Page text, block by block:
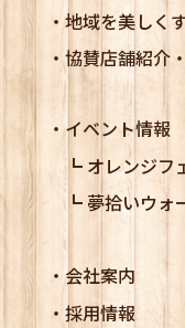
地域を美しく
協賛店舗紹介
イベント情報
オレンジフ
夢拾いウォ
会社案内
採用情報